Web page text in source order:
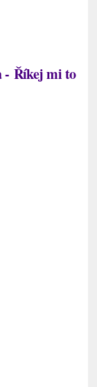
- Říkej mi to